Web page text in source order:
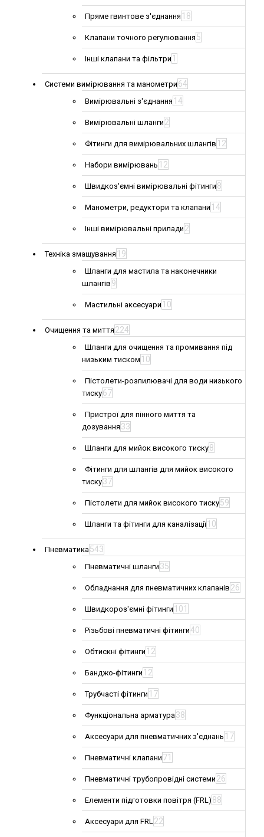
Пряме гвинтове з'єднання 18
Клапани точного регулювання 5
Інші клапани та фільтри 1
Системи вимірювання та манометри 64
Вимірювальні з'єднання 14
Вимірювальні шланги 2
Фітинги для вимірювальних шлангів 12
Набори вимірювань 12
Швидкоз'ємні вимірювальні фітинги 8
Манометри, редуктори та клапани 14
Інші вимірювальні прилади 2
Техніка змащування 19
Шланги для мастила та наконечники
шлангів 9
Мастильні аксесуари 10
Очищення та миття 224
Шланги для очищення та промивання під
низьким тиском 10
Пістолети-розпилювачі для води низького
тиску67
Пристрої для пінного миття та
дозування 33
Шланги для мийок високого тиску8
Фітинги для шлангів для мийок високого
тиску37
Пістолети для мийок високого тиску59
Шланги та фітинги для каналізації 10
Пневматика543
Пневматичні шланги 35
Обладнання для пневматичних клапанів 26
Швидкороз'ємні фітинги 101
Різьбові пневматичні фітинги40
Обтискні фітинги 12
Банджо-фітинги 12
Трубчасті фітинги 17
Функціональна арматура38
Аксесуари для пневматичних з'єднань 17
Пневматичні клапани 71
Пневматичні трубопровідні системи 26
Елементи підготовки повітря (FRL) 88
Аксесуари для FRL22